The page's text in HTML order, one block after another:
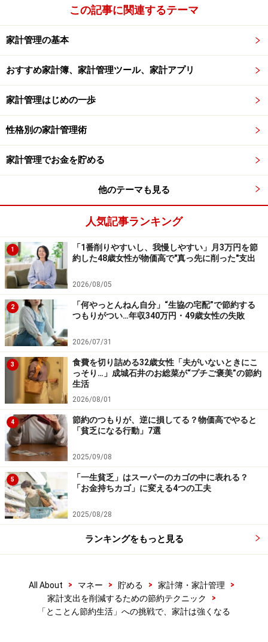
＊「とことん節約生活」の利点
生活費が少なくなる
手作りや、やりくりする知恵が身に付く
モノを大切にすることが身に付く
モノを増やさないので、シンプルな生活ができる
家族の協力が必要にな
子どものしつけに良い
災害や収入減となった場合でも、生きていくことが
できるという自信がつく​​​​​​​
＊「とことん節約生活」の副作用
ストレスになる
リバウンドがある
貧困意識が身に付いてしまう
それまで知らなかったお金の使い方を知る
私にとって、節約生活はとても楽しいものでした。それ
まで知らなかった「お金の使い方」を知れば知るほど、
これまでどれだけ損していたか気付くこともでき、これ
までの金銭感覚や固定観念を一旦全てリセットすること
で、新しい金銭感覚を身に付けることができました。
とことん節約生活を1年程続けた頃、家計状況や考え
方、お金の使い方に大きな変化がでたなと感じることが
できました。「これで十分」というものをたくさん得る
ことができました。それが大きな収穫だったと感じてい
と、幸福感も増すように感じます。人の欲には上限はあ
りません。欲に溺れることなく、これで十分美味しい、
この記事に関連するテーマ
家計管理の基本
おすすめ家計簿、家計管理ツール、家計アプリ
家計管理はじめの一歩
性格別の家計管理術
家計管理でお金を貯める
他のテーマも見る
人気記事ランキング
1
「1番削りやすいし、我慢しやすい」月3万円を節
約した48歳女性が物価高で"真っ先に削った"支出
2026/08/05
2
「何やっとんねん自分」“生協の宅配”で節約する
つもりがつい…年収340万円・49歳女性の失敗
2026/07/31
3
食費を切り詰める32歳女性「夫がいないときにこ
っそり…」成城石井のお総菜が“プチご褒美”の節約
生活
2026/08/01
4
節約のつもりが、逆に損してる？物価高でやると
「貧乏になる行動」7選
2025/09/08
5
「一生貧乏」はスーパーのカゴの中に表れる？
「お金持ちカゴ」に変える4つの工夫
2025/08/28
ランキングをもっと見る
All About > マネー > 貯める > 家計簿・家計管理
>
家計支出を削減するための節約テクニック
>
「とことん節約生活」への挑戦で、家計は強くなる